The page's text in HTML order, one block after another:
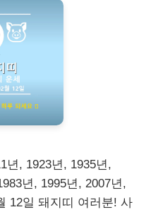
년, 1923년, 1935년,
년, 1995년, 2007년,
12일 돼지띠 여러분! 사